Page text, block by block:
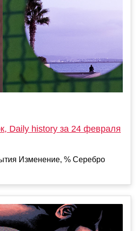
Daily history за 24 февраля
Изменение, % Серебро